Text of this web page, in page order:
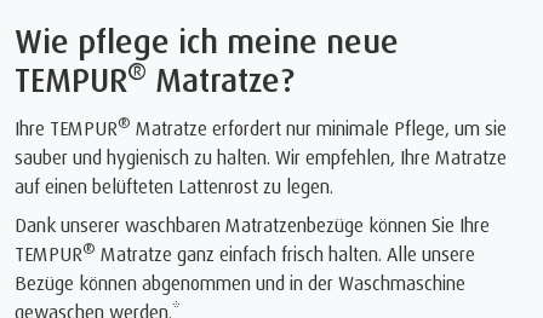
Wie pflege ich meine neue
TEMPUR® Matratze?
Ihre TEMPUR® Matratze erfordert nur minimale Pflege, um sie
sauber und hygienisch zu halten. Wir empfehlen, Ihre Matratze
auf einen belüfteten Lattenrost zu legen.
Dank unserer waschbaren Matratzenbezüge können Sie Ihre
TEMPUR® Matratze ganz einfach frisch halten. Alle unsere
Bezüge können abgenommen und in der Waschmaschine
gewaschen werden.*